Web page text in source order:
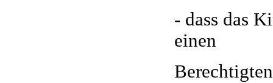
- dass das
einen